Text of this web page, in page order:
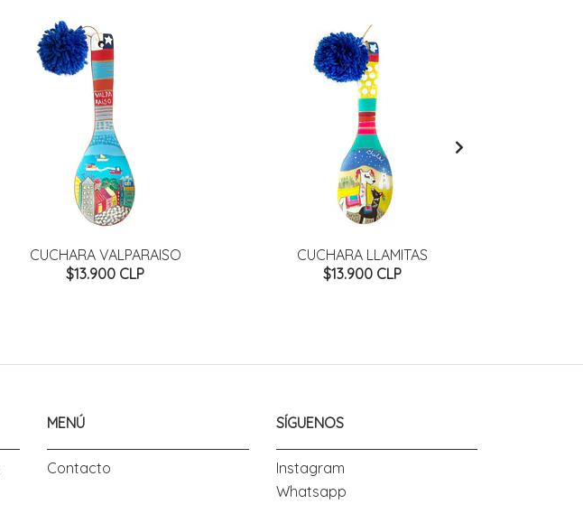
CUCHARA VALPARAISO
$13.900 CLP
CUCHARA LLAMITAS
$13.900 CLP
MENÚ
Contacto
SÍGUENOS
Instagram
Whatsapp